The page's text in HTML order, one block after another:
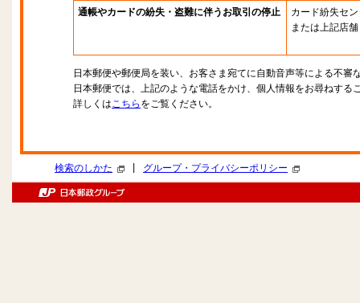
通帳やカードの紛失・盗難に伴うお取引の停止
カード紛失セ
または上記店舗
日本郵便や郵便局を装い、お客さま宛てに自動音声等による不審
日本郵便では、上記のような電話をかけ、個人情報をお尋ねする
詳しくはこちら をご覧ください。
検索のしかた グループ・プライバシーポリシー